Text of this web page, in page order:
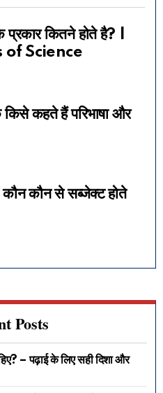
प्रकार कितने होते है? |
of Science
किसे कहते हैं परिभाषा और
कौन से सब्जेक्ट होते
Posts
– पढ़ाई के लिए सही दिशा और